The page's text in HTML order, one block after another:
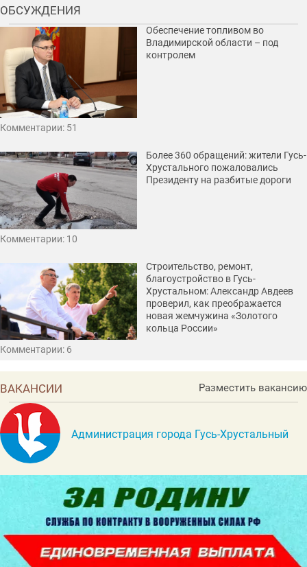
ОБСУЖДЕНИЯ
Обеспечение топливом во
Владимирской области – под
контролем
Комментарии: 51
Более 360 обращений: жители Гусь-
Хрустального пожаловались
Президенту на разбитые дороги
Комментарии: 10
Строительство, ремонт,
благоустройство в Гусь-
Хрустальном: Александр Авдеев
проверил, как преображается
новая жемчужина «Золотого
кольца России»
Комментарии: 6
ВАКАНСИИ Разместить вакансию
Администрация города Гусь-Хрустальный